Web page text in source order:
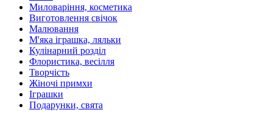
Миловаріння, косметика
Виготовлення свічок
Малювання
М'яка іграшка, ляльки
Кулінарний розділ
Флористика, весілля
Творчість
Жіночі примхи
Іграшки
Подарунки, свята